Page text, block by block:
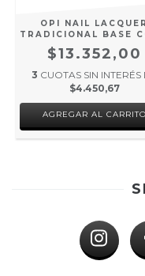
OPI NAIL LACQUER
TRADICIONAL BASE
$13.352,00
3 CUOTAS SIN INTERÉS
$4.450,67